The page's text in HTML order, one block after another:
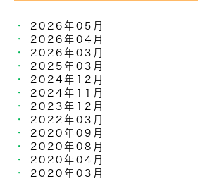
2026年05月
2026年04月
2026年03月
2025年03月
2024年12月
2024年11月
2023年12月
2022年03月
2020年09月
2020年08月
2020年04月
2020年03月